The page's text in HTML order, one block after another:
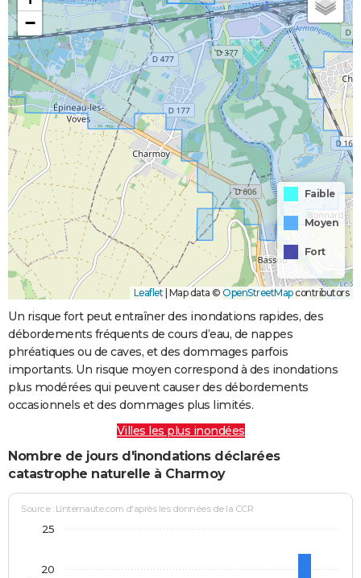
−
Faible
Moyen
Fort
Leaflet | Map data © OpenStreetMapcontributors
Un risque fort peut entraîner des inondations rapides, des
débordements fréquents de cours d’eau, de nappes
phréatiques ou de caves, et des dommages parfois
importants. Un risque moyen correspond à des inondations
plus modérées qui peuvent causer des débordements
occasionnels et des dommages plus limités.
Villes les plus inondées
Nombre de jours d'inondations déclarées
catastrophe naturelle à Charmoy
Source : Linternaute.com d'après les données de la CCR
20
25